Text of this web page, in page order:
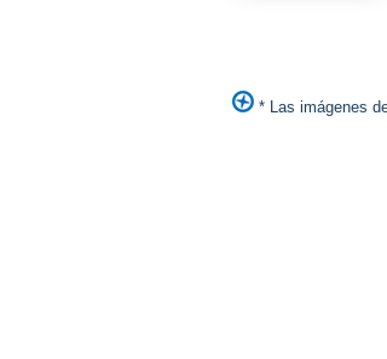
* Las imágenes